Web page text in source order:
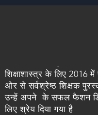
शिक्षाशास्त्र के लिए 2016 में
ओर से सर्वश्रेष्ठ शिक्षक
उन्हें अपने के सफल फैशन
लिए श्रेय दिया गया है